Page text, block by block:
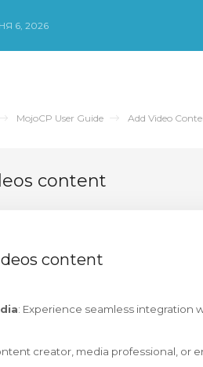
6, 2026
MojoCP User Guide Add Video
content
content
: Experience seamless integration
creator, media professional, or